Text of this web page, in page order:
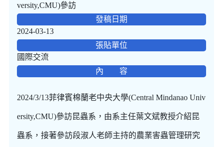
versity,CMU)參訪
發稿日期
2024-03-13
張貼單位
國際交流
內 容
2024/3/13菲律賓棉蘭老中央大學(Central Mindanao Univ
ersity,CMU)參訪昆蟲系，由系主任葉文斌教授介紹昆
蟲系，接著參訪段淑人老師主持的農業害蟲管理研究